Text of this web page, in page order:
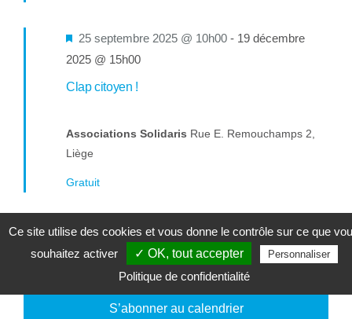
Clap citoyen !
Mis
en
avant
25 septembre 2025 @ 10h00 - 19 décembre
2025 @ 15h00
Associations Solidaris Rue E. Remouchamps 2,
Liège
Gratuit
Jour précédent Jour suivant
S’abonner au calendrier
Ce site utilise des cookies et vous donne le contrôle sur ce que
souhaitez activer
✓ OK, tout accepter Personnaliser
Politique de confidentialité